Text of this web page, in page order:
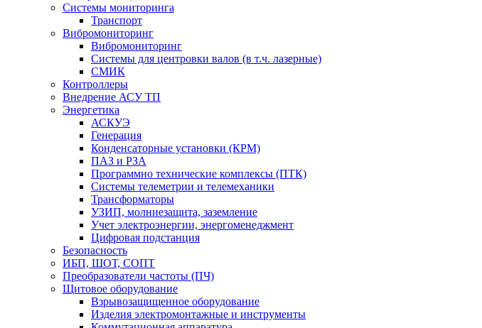
Системы мониторинга
Транспорт
Вибромониторинг
Вибромониторинг
Системы для центровки валов (в т.ч. лазерные)
СМИК
Контроллеры
Внедрение АСУ ТП
Энергетика
АСКУЭ
Генерация
Конденсаторные установки (КРМ)
ПАЗ и РЗА
Программно технические комплексы (ПТК)
Системы телеметрии и телемеханики
Трансформаторы
УЗИП, молниезащита, заземление
Учет электроэнергии, энергоменеджмент
Цифровая подстанция
Безопасность
ИБП, ШОТ, СОПТ
Преобразователи частоты (ПЧ)
Щитовое оборудование
Взрывозащищенное оборудование
Изделия электромонтажные и инструменты